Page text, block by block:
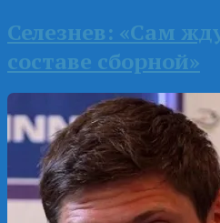
Селезнев: «Сам
составе сборной»